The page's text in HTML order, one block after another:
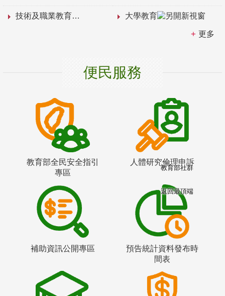
技術及職業教育 大學教育
更多
便民服務
教育部全民安全指引
專區
人體研究倫理申訴
補助資訊公開專區
預告統計資料發布時
間表
教育部社群
返回最頂端